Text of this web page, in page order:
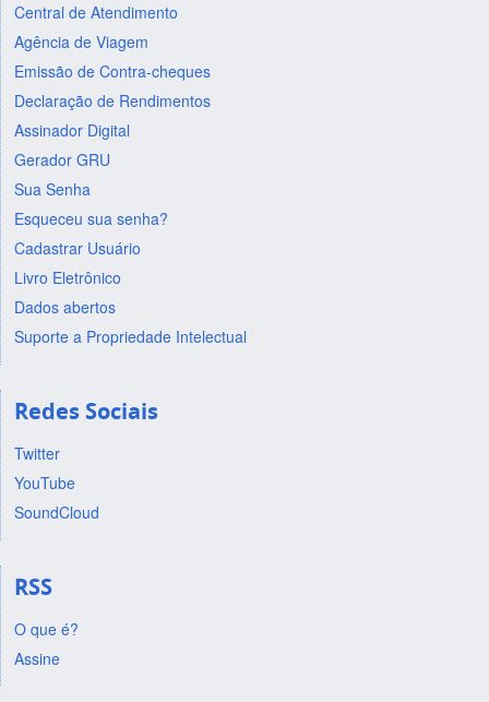
Central de Atendimento
Agência de Viagem
Emissão de Contra-cheques
Declaração de Rendimentos
Assinador Digital
Gerador GRU
Sua Senha
Esqueceu sua senha?
Cadastrar Usuário
Livro Eletrônico
Dados abertos
Suporte a Propriedade Intelectual
Redes Sociais
Twitter
YouTube
SoundCloud
RSS
O que é?
Assine